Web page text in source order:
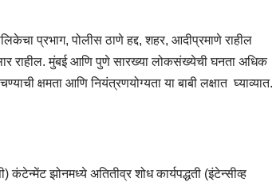
प्रभाग,पोलीस ठाणे हद्द,शहर, आदीप्रमाणे राहील
राहील. मुंबई आणि पुणे सारख्या लोकसंख्येची घनता अधिक
क्षमता आणि नियंत्रणयोग्यता या बाबी लक्षातघ्याव्यात.
झोनमध्ये अतितीव्र शोध कार्यपद्धती (इंटेन्सीव्ह